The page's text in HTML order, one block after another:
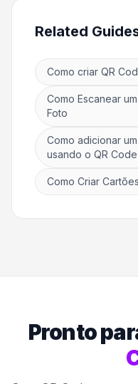
Related
Como criar QR
Como Escanear
Foto
Como adicionar
usando o QR
Como Criar
Pronto